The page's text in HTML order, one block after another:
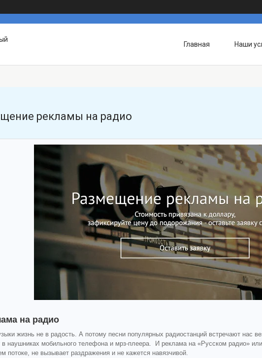
Главная Наши
рекламы на радио
на радио
жизнь не в радость. А потому песни популярных радиостанций встречают нас
в наушниках мобильного телефона и мрз-плеера. И реклама на «Русском радио»
потоке, не вызывает раздражения и не кажется навязчивой.